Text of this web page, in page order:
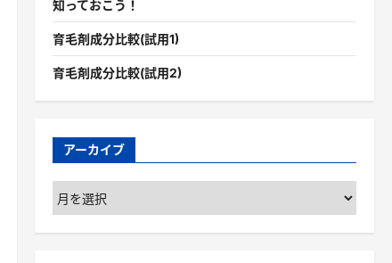
知っておこう！
育毛剤成分比較(試用1)
育毛剤成分比較(試用2)
アーカイブ
ア
ー
カ